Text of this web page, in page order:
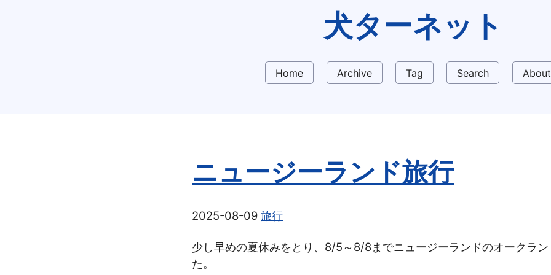
犬ターネット
Home Archive Tag Search About
ニュージーランド旅行
2025-08-09 旅行
少し早めの夏休みをとり、8/5～8/8までニュージーランドのオークラン
た。